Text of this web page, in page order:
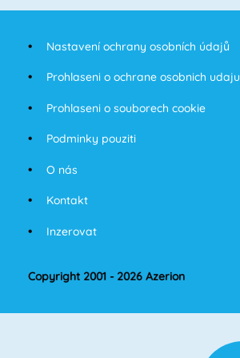
Nastavení ochrany osobních údajů
Prohlaseni o ochrane osobnich udaju
Prohlaseni o souborech cookie
Podminky pouziti
O nás
Kontakt
Inzerovat
Copyright 2001 - 2026 Azerion